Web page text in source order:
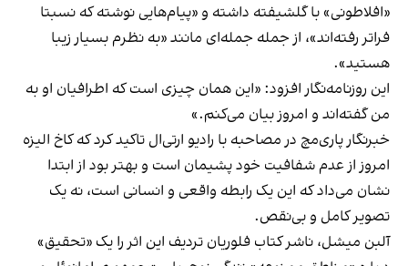
«افلاطونی» با گلشیفته داشته و «پیام‌هایی نوشته که نسبتا
فراتر رفته‌اند»، از جمله جمله‌ای مانند «به نظرم بسیار زیبا
هستید».
این روزنامه‌نگار افزود: «این همان چیزی است که اطرافیان او به
من گفته‌اند و امروز بیان می‌کنم.»
خبرنگار پاری‌مچ در مصاحبه با رادیو ار‌تی‌ال تاکید کرد که کاخ الیزه
امروز از عدم شفافیت خود پشیمان است و بهتر بود از ابتدا
نشان می‌داد که این یک رابطه واقعی و انسانی است، نه یک
تصویر کامل و بی‌نقص.
آلبن میشل، ناشر کتاب فلوریان تردیف این اثر را یک «تحقیق»